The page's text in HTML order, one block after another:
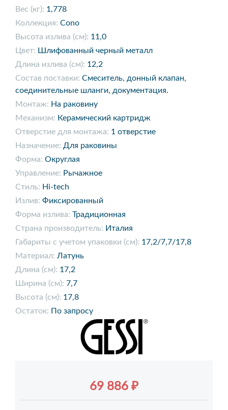
Вес (кг): 1,778
Коллекция: Cono
Высота излива (см): 11,0
Цвет: Шлифованный черный металл
Длина излива (см): 12,2
Состав поставки: Смеситель, донный клапан,
соединительные шланги, документация.
Монтаж: На раковину
Механизм: Керамический картридж
Отверстие для монтажа: 1 отверстие
Назначение: Для раковины
Форма: Округлая
Управление: Рычажное
Стиль: Hi-tech
Излив: Фиксированный
Форма излива: Традиционная
Страна производитель: Италия
Габариты с учетом упаковки (см): 17,2/7,7/17,8
Материал: Латунь
Длина (см): 17,2
Ширина (см): 7,7
Высота (см): 17,8
Остаток: По запросу
69 886 ₽